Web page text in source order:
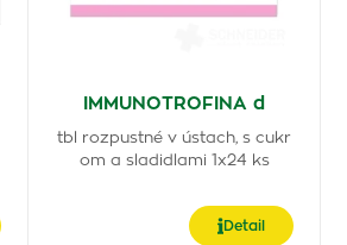
IMMUNOTROFINA d
tbl rozpustné v ústach, s cukr
om a sladidlami 1x24 ks
Detail